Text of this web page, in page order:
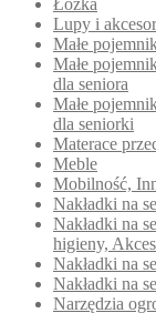
Łóżka
Lupy i
Małe
Małe
dla seniora
Małe
dla seniorki
Materace
Meble
Mobilność,
Nakładki na
Nakładki na
higieny,
Nakładki na
Nakładki na
Narzędzia